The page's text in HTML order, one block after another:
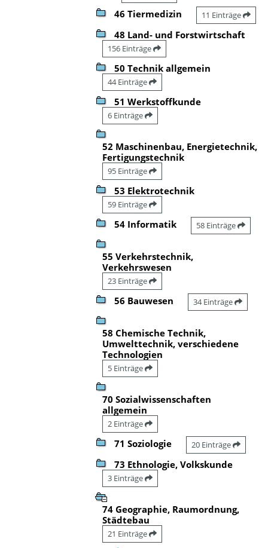
46 Tiermedizin 11 Einträge
48 Land- und Forstwirtschaft
156 Einträge
50 Technik allgemein
44 Einträge
51 Werkstoffkunde
6 Einträge
52 Maschinenbau, Energietechnik,
Fertigungstechnik
95 Einträge
53 Elektrotechnik
59 Einträge
54 Informatik 58 Einträge
55 Verkehrstechnik,
Verkehrswesen
23 Einträge
56 Bauwesen 34 Einträge
58 Chemische Technik,
Umwelttechnik, verschiedene
Technologien
5 Einträge
70 Sozialwissenschaften
allgemein
2 Einträge
71 Soziologie 20 Einträge
73 Ethnologie, Volkskunde
3 Einträge
74 Geographie, Raumordnung,
Städtebau
21 Einträge